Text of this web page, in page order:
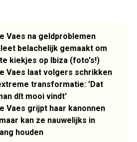
Vaes na geldproblemen
belachelijk gemaakt om
kiekjes op Ibiza (foto's!)
Vaes laat volgers schrikken
transformatie: 'Dat
dít mooi vindt'
Vaes grijpt haar kanonnen
kan ze nauwelijks in
houden